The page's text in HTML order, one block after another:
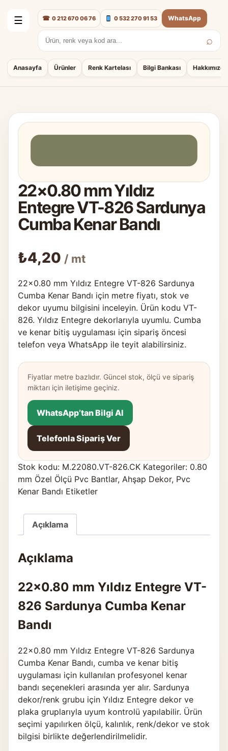
☰
Anasayfa Ürünler Renk Kartelası Bilgi Bankası Hakkımızda
Arama: ⌕
☎ 0 212 670 06 76 0 532 270 91 53 WhatsApp
22×0.80 mm Yıldız
Entegre VT-826 Sardunya
Cumba Kenar Bandı
₺4,20 / mt
22×0.80 mm Yıldız Entegre VT-826 Sardunya
Cumba Kenar Bandı için metre fiyatı, stok ve
dekor uyumu bilgisini inceleyin. Ürün kodu VT-
826. Yıldız Entegre dekorlarıyla uyumlu. Cumba
ve kenar bitiş uygulaması için sipariş öncesi
telefon veya WhatsApp ile teyit alabilirsiniz.
Fiyatlar metre bazlıdır. Güncel stok, ölçü ve sipariş
miktarı için iletişime geçiniz.
WhatsApp’tan Bilgi Al
Telefonla Sipariş Ver
Stok kodu: M.22080.VT-826.CK Kategoriler: 0.80
mm Özel Ölçü Pvc Bantlar, Ahşap Dekor, Pvc
Kenar Bandı Etiketler
Açıklama
Açıklama
22×0.80 mm Yıldız Entegre VT-
826 Sardunya Cumba Kenar
Bandı
22×0.80 mm Yıldız Entegre VT-826 Sardunya
Cumba Kenar Bandı, cumba ve kenar bitiş
uygulaması için kullanılan profesyonel kenar
bandı seçenekleri arasında yer alır. Sardunya
dekor/renk grubu için Yıldız Entegre dekor ve
plaka gruplarıyla uyum kontrolü yapılabilir. Ürün
seçimi yapılırken ölçü, kalınlık, renk/dekor ve stok
bilgisi birlikte değerlendirilmelidir.